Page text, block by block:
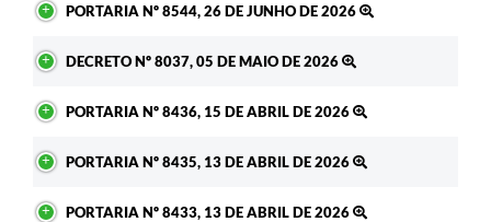
PORTARIA Nº 8544, 26 DE JUNHO DE 2026
DECRETO Nº 8037, 05 DE MAIO DE 2026
PORTARIA Nº 8436, 15 DE ABRIL DE 2026
PORTARIA Nº 8435, 13 DE ABRIL DE 2026
PORTARIA Nº 8433, 13 DE ABRIL DE 2026